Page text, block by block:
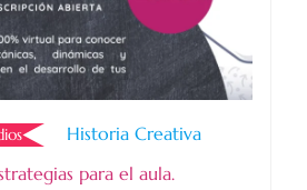
Historia Creativa
para el aula.